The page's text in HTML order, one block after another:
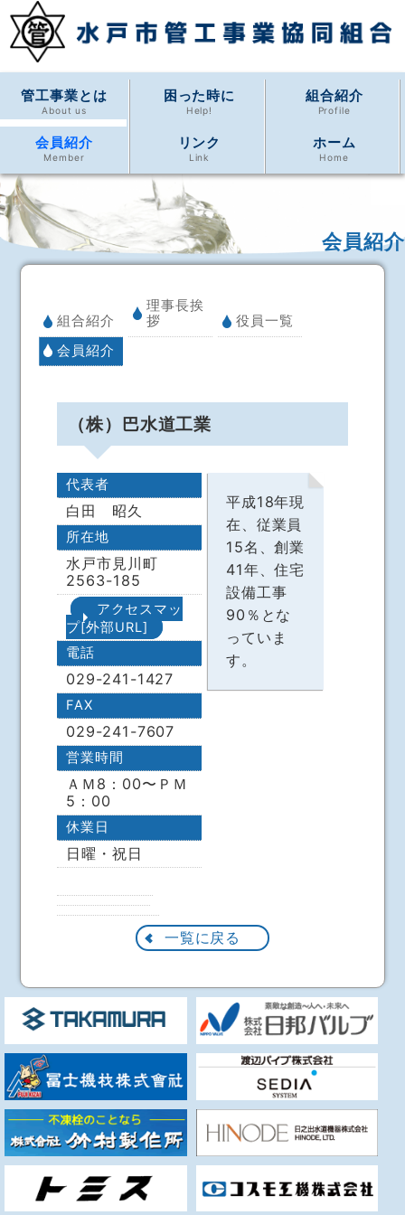
管工事業とは
About us
困った時に
Help!
組合紹介
Profile
会員紹介
Member
リンク
Link
ホーム
Home
会員紹介
組合紹介
理事長挨
拶
役員一覧
会員紹介
（株）巴水道工業
代表者
白田 昭久
所在地
水戸市見川町
2563-185
アクセスマッ
プ[外部URL]
電話
029-241-1427
FAX
029-241-7607
営業時間
ＡＭ8：00〜ＰＭ
5：00
休業日
日曜・祝日
平成18年現
在、従業員
15名、創業
41年、住宅
設備工事
90％とな
っていま
す。
一覧に戻る